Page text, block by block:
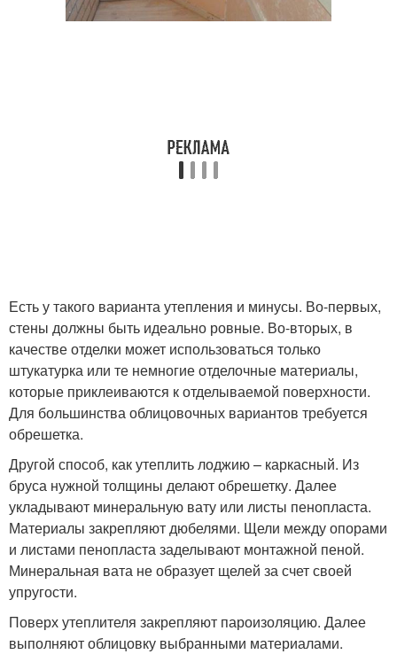
Есть у такого варианта утепления и минусы. Во-первых,
стены должны быть идеально ровные. Во-вторых, в
качестве отделки может использоваться только
штукатурка или те немногие отделочные материалы,
которые приклеиваются к отделываемой поверхности.
Для большинства облицовочных вариантов требуется
обрешетка.
Другой способ, как утеплить лоджию – каркасный. Из
бруса нужной толщины делают обрешетку. Далее
укладывают минеральную вату или листы пенопласта.
Материалы закрепляют дюбелями. Щели между опорами
и листами пенопласта заделывают монтажной пеной.
Минеральная вата не образует щелей за счет своей
упругости.
Поверх утеплителя закрепляют пароизоляцию. Далее
выполняют облицовку выбранными материалами.